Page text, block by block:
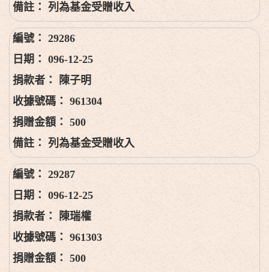
列為基金受贈收入
29286
096-12-25
陳子明
961304
500
列為基金受贈收入
29287
096-12-25
陳瑞權
961303
500